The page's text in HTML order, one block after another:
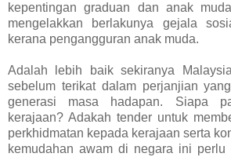
kepentingan graduan dan anak
mengelakkan berlakunya gejala
kerana pengangguran anak muda.
Adalah lebih baik sekiranya
sebelum terikat dalam perjanjian
generasi masa hadapan. Siapa
kerajaan? Adakah tender untuk
perkhidmatan kepada kerajaan serta
kemudahan awam di negara ini perlu